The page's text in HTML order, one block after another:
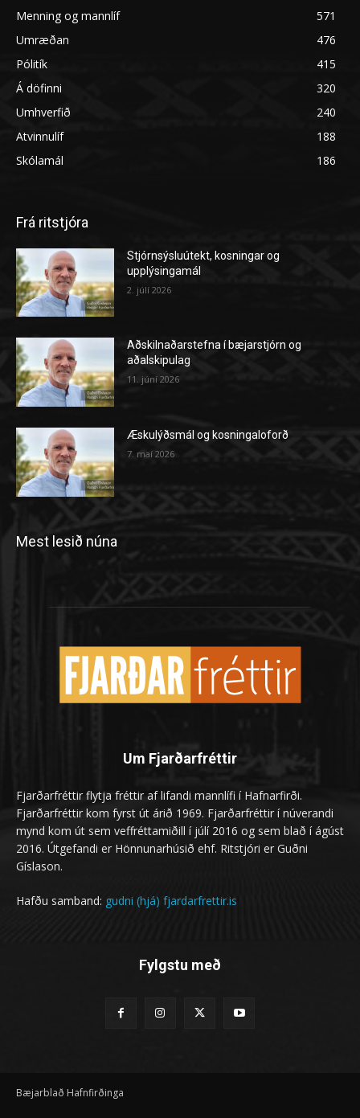
Menning og mannlíf
571
Umræðan
476
Pólitík
415
Á döfinni
320
Umhverfið
240
Atvinnulíf
188
Skólamál
186
Frá ritstjóra
Stjórnsýsluútekt, kosningar og
upplýsingamál
2. júlí 2026
Aðskilnaðarstefna í bæjarstjórn og
aðalskipulag
11. júní 2026
Æskulýðsmál og kosningaloforð
7. maí 2026
Mest lesið núna
Um Fjarðarfréttir
Fjarðarfréttir flytja fréttir af lifandi mannlífi í Hafnarfirði.
Fjarðarfréttir kom fyrst út árið 1969. Fjarðarfréttir í núverandi
mynd kom út sem veffréttamiðill í júlí 2016 og sem blað í ágúst
2016. Útgefandi er Hönnunarhúsið ehf. Ritstjóri er Guðni
Gíslason.
Hafðu samband: gudni (hjá) fjardarfrettir.is
Fylgstu með
Bæjarblað Hafnfirðinga